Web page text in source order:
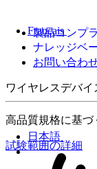
Français
日本語
製品コンプ
ナレッジベ
お問い合わ
ワイヤレスデバ
高品質規格に基づ
試験範囲の詳細